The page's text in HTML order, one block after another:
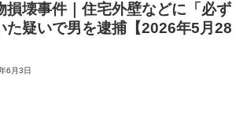
損壊事件｜住宅外壁などに「必ず
た疑いで男を逮捕【2026年5月28
6月3日